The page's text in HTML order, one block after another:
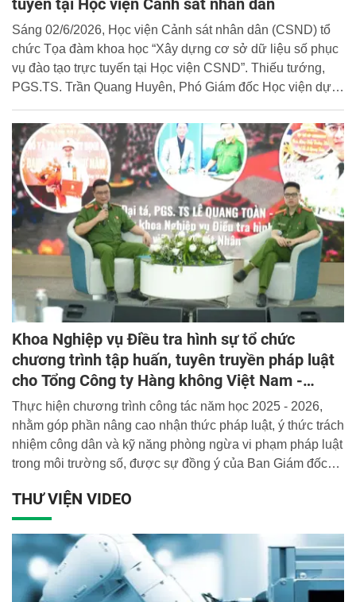
tuyến tại Học viện Cảnh sát nhân dân
Sáng 02/6/2026, Học viện Cảnh sát nhân dân (CSND) tổ
chức Tọa đàm khoa học “Xây dựng cơ sở dữ liệu số phục
vụ đào tạo trực tuyến tại Học viện CSND”. Thiếu tướng,
PGS.TS. Trần Quang Huyên, Phó Giám đốc Học viện dự
Khoa Nghiệp vụ Điều tra hình sự tổ chức
chương trình tập huấn, tuyên truyền pháp luật
cho Tổng Công ty Hàng không Việt Nam -
Vietnam Airlines
Thực hiện chương trình công tác năm học 2025 - 2026,
nhằm góp phần nâng cao nhận thức pháp luật, ý thức trách
nhiệm công dân và kỹ năng phòng ngừa vi phạm pháp luật
trong môi trường số, được sự đồng ý của Ban Giám đốc
sự đã phối hợp với Tổng Công ty Hàng không Việt Nam tổ
chức chuỗi các chuyên đề của Chương trình tuyên truyền
pháp luật với chủ đề: “Để pháp luật đi vào cuộc sống của
mỗi chúng ta”.
THƯ VIỆN VIDEO